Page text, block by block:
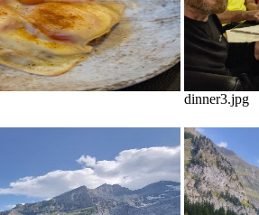
dinner3.jpg